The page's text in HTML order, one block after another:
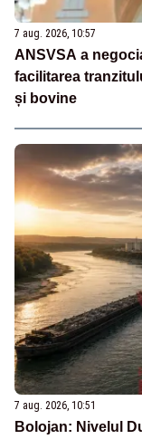
7 aug. 2026, 10:57
ANSVSA a
facilitarea
și bovine
7 aug. 2026, 10:51
Bolojan: Nivelul